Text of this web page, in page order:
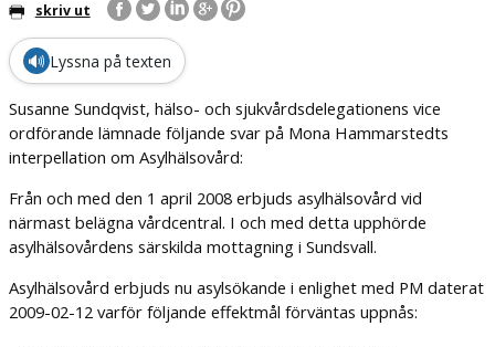
ENGAGERA DIG
MEDIA
skriv ut
🔊 Lyssna på texten
Susanne Sundqvist, hälso- och sjukvårdsdelegationens vice
ordförande lämnade följande svar på Mona Hammarstedts
interpellation om Asylhälsovård:
Från och med den 1 april 2008 erbjuds asylhälsovård vid
närmast belägna vårdcentral. I och med detta upphörde
asylhälsovårdens särskilda mottagning i Sundsvall.
Asylhälsovård erbjuds nu asylsökande i enlighet med PM daterat
2009-02-12 varför följande effektmål förväntas uppnås: